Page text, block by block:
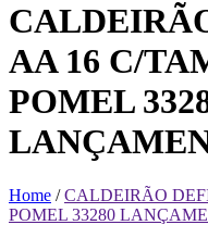
AA 16 C/
POMEL
Home /CALDEIRÃO
POMEL 33280